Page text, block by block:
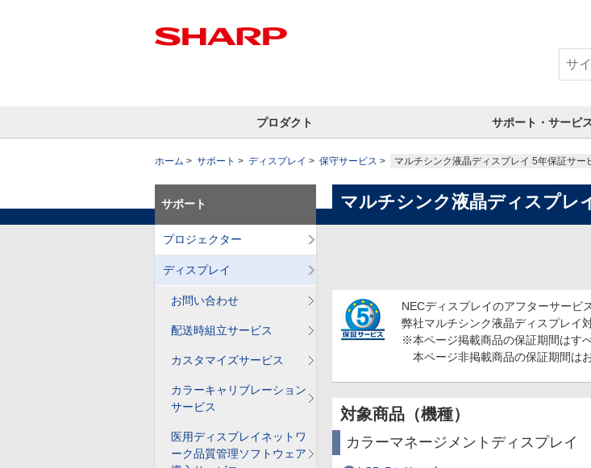
プロダクト サポート・サービ
ホーム サポート ディスプレイ 保守サービス マルチシンク液晶ディスプレイ 5年保証サー
マルチシンク液晶ディスプレ
NECディスプレイのアフターサービ
弊社マルチシンク液晶ディスプレイ
※本ページ掲載商品の保証期間はす
本ページ非掲載商品の保証期間は
対象商品（機種）
カラーマネージメントディスプレイ
サポート
プロジェクター
ディスプレイ
お問い合わせ
配送時組立サービス
カスタマイズサービス
カラーキャリブレーション
サービス
医用ディスプレイネットワ
ーク品質管理ソフトウェア